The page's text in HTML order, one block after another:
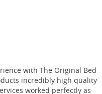
with The Original Bed
incredibly high quality
worked perfectly as